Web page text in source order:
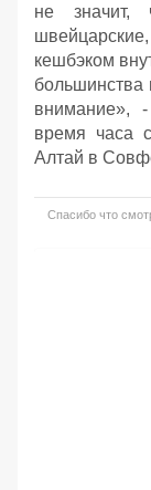
не
кешбэком
большинства
внимание»,
время часа
Алтай в
Спасибо что